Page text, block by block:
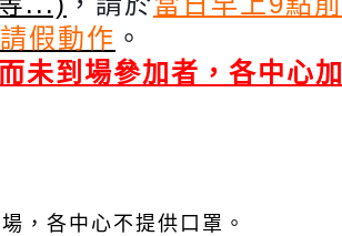
假動作 。
未到場參加者，各中心加
，各中心不提供口罩。